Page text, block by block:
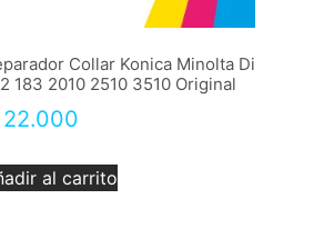
Collar Konica Minolta Di
183 2010 2510 3510 Original
22.000
al carrito